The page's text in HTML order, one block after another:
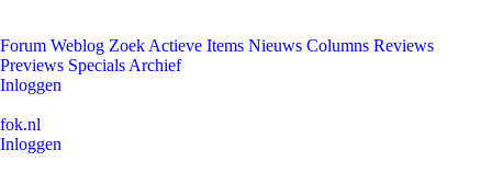
Forum Weblog Zoek Actieve Items Nieuws Columns Reviews
Previews Specials Archief
Inloggen
fok.nl
Inloggen